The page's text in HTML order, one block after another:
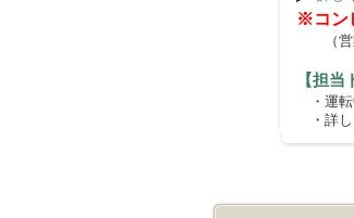
※コン
（営
【担
・運転
・詳し